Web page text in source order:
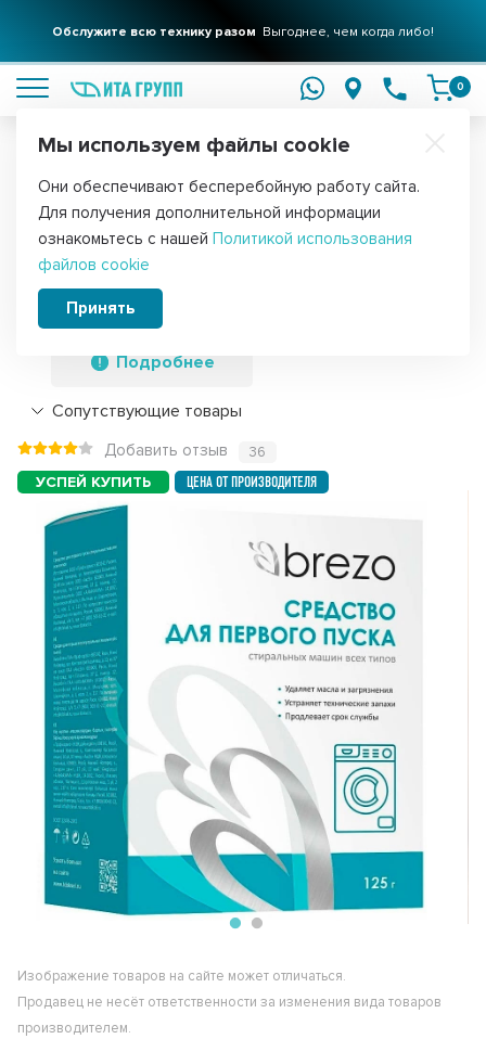
Обслужите всю технику разом Выгоднее, чем когда либо!
0
Главная Запчасти для стиральных машин Аксессуары для
Средство для первого пуска
стиральной машины, 125 г, Brezo,
87467NZ
Подробнее
Сопутствующие товары
Добавить отзыв 36
Изображение товаров на сайте может отличаться.
Продавец не несёт ответственности за изменения вида товаров
производителем.
Мы используем файлы cookie
Они обеспечивают бесперебойную работу сайта.
Для получения дополнительной информации
ознакомьтесь с нашей Политикой использования
файлов cookie
Принять